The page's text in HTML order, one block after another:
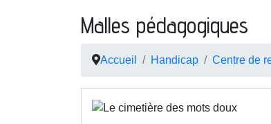
Malles pédagogiques
Accueil Handicap Centre de